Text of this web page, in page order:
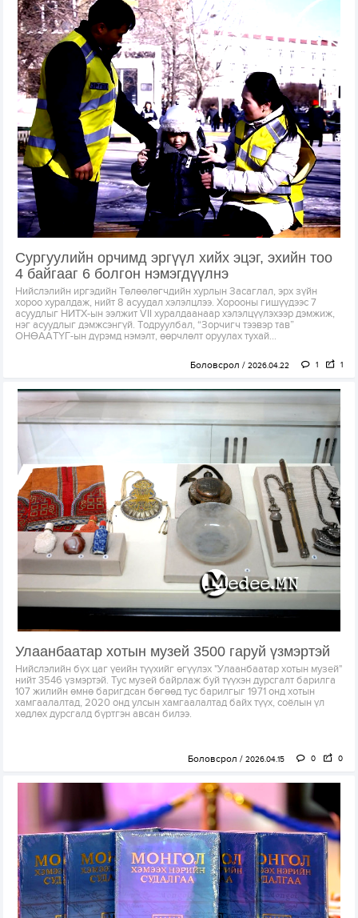
Сургуулийн орчимд эргүүл хийх эцэг, эхийн тоо
4 байгааг 6 болгон нэмэгдүүлнэ
Нийслэлийн иргэдийн Төлөөлөгчдийн хурлын Засаглал, эрх зүйн
хороо хуралдаж, нийт 8 асуудал хэлэлцлээ. Хорооны гишүүдээс 7
асуудлыг НИТХ-ын ээлжит VII хуралдаанаар хэлэлцүүлэхээр дэмжиж,
нэг асуудлыг дэмжсэнгүй. Тодруулбал, “Зорчигч тээвэр тав”
ОНӨААТҮГ-ын дүрэмд нэмэлт, өөрчлөлт оруулах тухай...
Боловсрол 2026.04.22 1 1
Улаанбаатар хотын музей 3500 гаруй үзмэртэй
Нийслэлийн бүх цаг үеийн түүхийг өгүүлэх "Улаанбаатар хотын музей"
нийт 3546 үзмэртэй. Тус музей байрлаж буй түүхэн дурсгалт барилга
107 жилийн өмнө баригдсан бөгөөд тус барилгыг 1971 онд хотын
хамгаалалтад, 2020 онд улсын хамгаалалтад байх түүх, соёлын үл
хөдлөх дурсгалд бүртгэн авсан билээ.
Боловсрол 2026.04.15 0 0